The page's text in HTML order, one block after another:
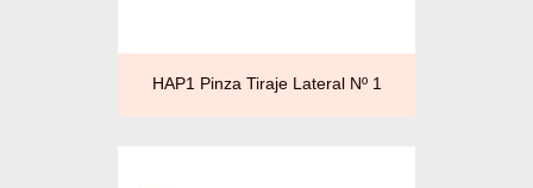
HAP1 Pinza Tiraje Lateral Nº 1